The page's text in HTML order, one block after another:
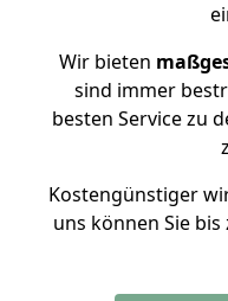
Wir bieten
sind immer
besten Service zu
Kostengünstiger
uns können Sie bis